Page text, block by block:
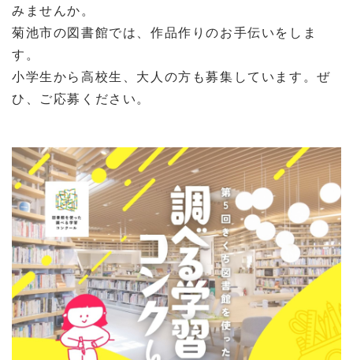
みませんか。
菊池市の図書館では、作品作りのお手伝いをしま
す。
小学生から高校生、大人の方も募集しています。ぜ
ひ、ご応募ください。